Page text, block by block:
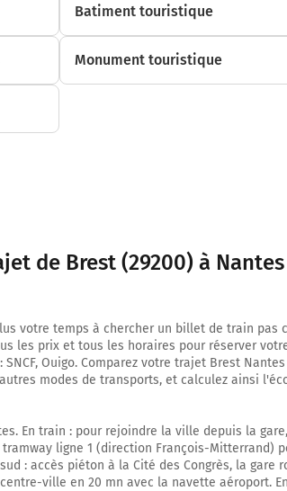
Batiment touristique
Monument touristique
de Brest (29200) à
votre temps à chercher un billet de train pas
les prix et tous les horaires pour réserver
SNCF, Ouigo. Comparez votre trajet Brest
modes de transports, et calculez ainsi
En train : pour rejoindre la ville depuis la
ligne 1 (direction François-Mitterrand)
: accès piéton à la Cité des Congrès, la gare
ville en 20 mn avec la navette aéroport.